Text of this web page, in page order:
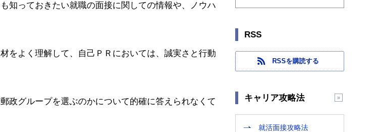
知っておきたい就職の面接に関しての情報や、ノウハ
をよく理解して、自己ＰＲにおいては、誠実さと行動
政グループを選ぶのかについて的確に答えられなくて
RSS
RSSを購読する
キャリア攻略法
就活面接攻略法